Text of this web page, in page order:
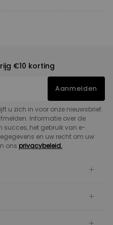
€10 korting
Aanmelden
u zich in voor onze nieuwsbrief.
Informatie over de
succes, het gebruik van e-
en uw recht om uw
ons privacybeleid.